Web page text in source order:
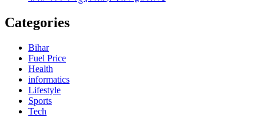
Categories
Bihar
Fuel Price
Health
informatics
Lifestyle
Sports
Tech